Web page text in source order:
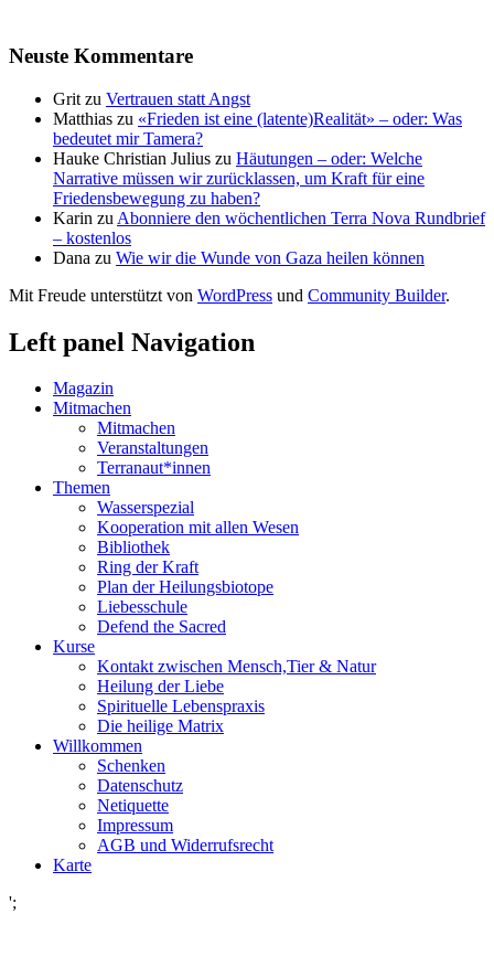
Neuste Kommentare
Grit zu Vertrauen statt Angst
Matthias zu «Frieden ist eine (latente)Realität» – oder: Was
bedeutet mir Tamera?
Hauke Christian Julius zu Häutungen – oder: Welche
Narrative müssen wir zurücklassen, um Kraft für eine
Friedensbewegung zu haben?
Karin zu Abonniere den wöchentlichen Terra Nova Rundbrief
– kostenlos
Dana zu Wie wir die Wunde von Gaza heilen können
Mit Freude unterstützt von WordPress und Community Builder.
Left panel Navigation
Magazin
Mitmachen
Mitmachen
Veranstaltungen
Terranaut*innen
Themen
Wasserspezial
Kooperation mit allen Wesen
Bibliothek
Ring der Kraft
Plan der Heilungsbiotope
Liebesschule
Defend the Sacred
Kurse
Kontakt zwischen Mensch,Tier & Natur
Heilung der Liebe
Spirituelle Lebenspraxis
Die heilige Matrix
Willkommen
Schenken
Datenschutz
Netiquette
Impressum
AGB und Widerrufsrecht
Karte
';